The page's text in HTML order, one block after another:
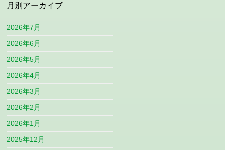
月別アーカイブ
2026年7月
2026年6月
2026年5月
2026年4月
2026年3月
2026年2月
2026年1月
2025年12月